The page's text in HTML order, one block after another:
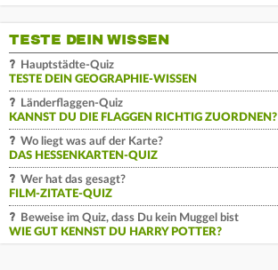
TESTE DEIN WISSEN
Hauptstädte-Quiz
TESTE DEIN GEOGRAPHIE-WISSEN
Länderflaggen-Quiz
KANNST DU DIE FLAGGEN RICHTIG ZUORDNEN?
Wo liegt was auf der Karte?
DAS HESSENKARTEN-QUIZ
Wer hat das gesagt?
FILM-ZITATE-QUIZ
Beweise im Quiz, dass Du kein Muggel bist
WIE GUT KENNST DU HARRY POTTER?